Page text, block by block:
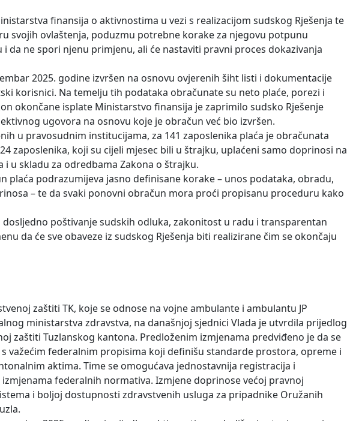
finansija o aktivnostima u vezi s realizacijom sudskog Rješenja te
svojih ovlaštenja, poduzmu potrebne korake za njegovu potpunu
da ne spori njenu primjenu, ali će nastaviti pravni proces dokazivanja
2025. godine izvršen na osnovu ovjerenih šiht listi i dokumentacije
korisnici. Na temelju tih podataka obračunate su neto plaće, porezi i
okončane isplate Ministarstvo finansija je zaprimilo sudsko Rješenje
ugovora na osnovu koje je obračun već bio izvršen.
u pravosudnim institucijama, za 141 zaposlenika plaća je obračunata
zaposlenika, koji su cijeli mjesec bili u štrajku, uplaćeni samo doprinosi na
u skladu za odredbama Zakona o štrajku.
plaća podrazumijeva jasno definisane korake – unos podataka, obradu,
– te da svaki ponovni obračun mora proći propisanu proceduru kako
poštivanje sudskih odluka, zakonitost u radu i transparentan
da će sve obaveze iz sudskog Rješenja biti realizirane čim se okončaju
zaštiti TK, koje se odnose na vojne ambulante i ambulantu JP
ministarstva zdravstva, na današnjoj sjednici Vlada je utvrdila prijedlog
zaštiti Tuzlanskog kantona. Predloženim izmjenama predviđeno je da se
važećim federalnim propisima koji definišu standarde prostora, opreme i
aktima. Time se omogućava jednostavnija registracija i
federalnih normativa. Izmjene doprinose većoj pravnoj
i boljoj dostupnosti zdravstvenih usluga za pripadnike Oružanih